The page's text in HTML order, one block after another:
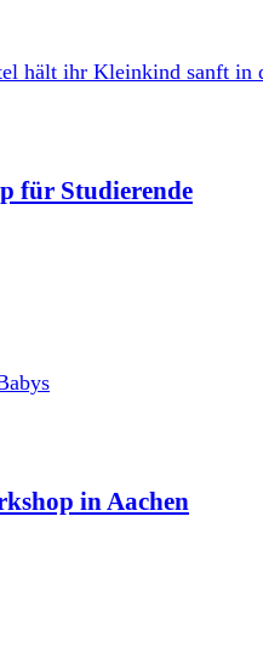
für Studierende
in Aachen